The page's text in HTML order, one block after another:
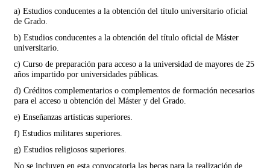
a) Estudios conducentes a la obtención del título universitario oficial
de Grado.
b) Estudios conducentes a la obtención del título oficial de Máster
universitario.
c) Curso de preparación para acceso a la universidad de mayores de 25
años impartido por universidades públicas.
d) Créditos complementarios o complementos de formación necesarios
para el acceso u obtención del Máster y del Grado.
e) Enseñanzas artísticas superiores.
f) Estudios militares superiores.
g) Estudios religiosos superiores.
No se incluyen en esta convocatoria las becas para la realización de